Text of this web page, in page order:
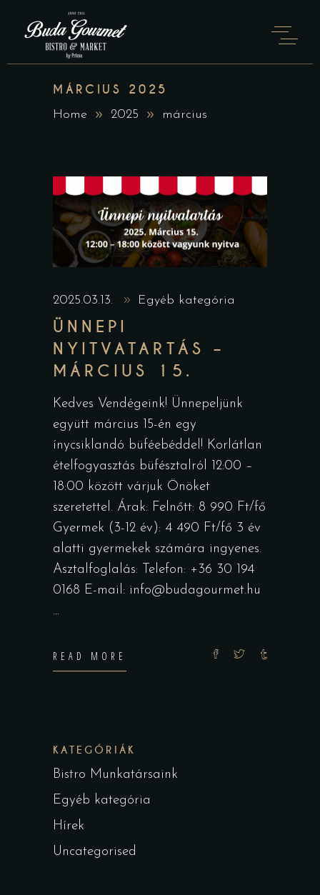
MÁRCIUS 2025
Home 2025 március
2025.03.13. Egyéb kategória
ÜNNEPI
NYITVATARTÁS –
MÁRCIUS 15.
Kedves Vendégeink! Ünnepeljünk
együtt március 15-én egy
ínycsiklandó büféebéddel! Korlátlan
ételfogyasztás büfésztalról 12:00 –
18:00 között várjuk Önöket
szeretettel. Árak: Felnőtt: 8 990 Ft/fő
Gyermek (3-12 év): 4 490 Ft/fő 3 év
alatti gyermekek számára ingyenes.
Asztalfoglalás: Telefon: +36 30 194
0168 E-mail: info@budagourmet.hu
READ MORE
KATEGÓRIÁK
Bistro Munkatársaink
Egyéb kategória
Hírek
Uncategorised